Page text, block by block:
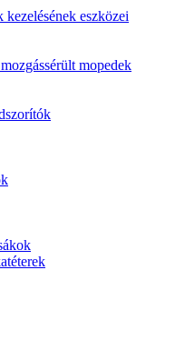
eszközei
mopedek